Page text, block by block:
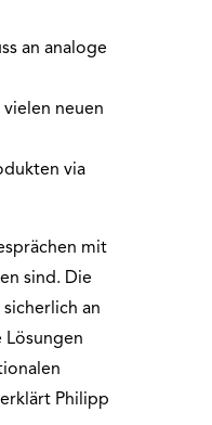
an analoge
vielen neuen
via
mit
sind. Die
an
Lösungen
Philipp